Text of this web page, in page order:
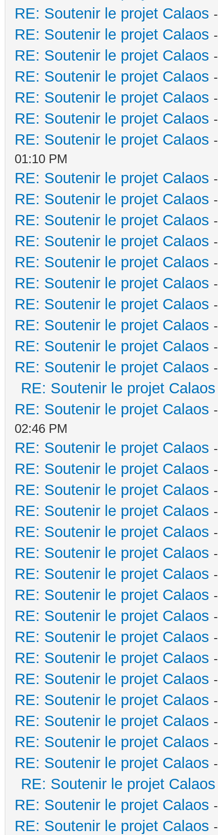
RE: Soutenir le projet Calaos
RE: Soutenir le projet Calaos
RE: Soutenir le projet Calaos
RE: Soutenir le projet Calaos
RE: Soutenir le projet Calaos
RE: Soutenir le projet Calaos
RE: Soutenir le projet Calaos
01:10 PM
RE: Soutenir le projet Calaos
RE: Soutenir le projet Calaos
RE: Soutenir le projet Calaos
RE: Soutenir le projet Calaos
RE: Soutenir le projet Calaos
RE: Soutenir le projet Calaos
RE: Soutenir le projet Calaos
RE: Soutenir le projet Calaos
RE: Soutenir le projet Calaos
RE: Soutenir le projet Calaos
RE: Soutenir le projet Calaos
RE: Soutenir le projet Calaos
02:46 PM
RE: Soutenir le projet Calaos
RE: Soutenir le projet Calaos
RE: Soutenir le projet Calaos
RE: Soutenir le projet Calaos
RE: Soutenir le projet Calaos
RE: Soutenir le projet Calaos
RE: Soutenir le projet Calaos
RE: Soutenir le projet Calaos
RE: Soutenir le projet Calaos
RE: Soutenir le projet Calaos
RE: Soutenir le projet Calaos
RE: Soutenir le projet Calaos
RE: Soutenir le projet Calaos
RE: Soutenir le projet Calaos
RE: Soutenir le projet Calaos
RE: Soutenir le projet Calaos
RE: Soutenir le projet Calaos
RE: Soutenir le projet Calaos
RE: Soutenir le projet Calaos